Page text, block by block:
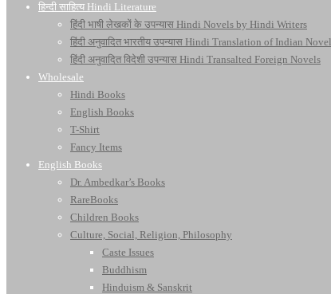
हिन्दी साहित्य Hindi Literature
हिंदी भाषी लेखकों के उपन्यास Hindi Novels by Hindi Writers
हिंदी अनुवादित भारतीय उपन्यास Hindi Translation of Indian
हिंदी अनुवादित विदेशी उपन्यास Hindi Transalted Foreign Novels
Wholesale
Hindi Books
English Books
T-Shirt
Fancy Items
English Books
Dr. Ambedkar’s Books
RareBooks
Children Books
Culture, Social, Religion, Philosophy
Caste Issues
Buddhism
Hinduism & Sanskrit